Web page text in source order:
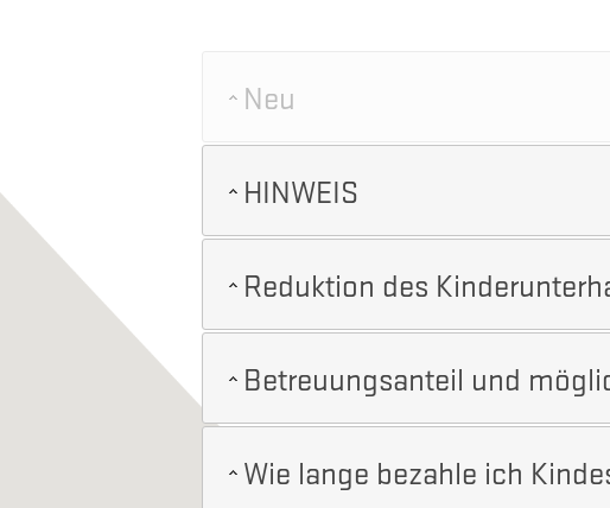
Neu
HINWEIS
Reduktion des
Betreuungsanteil und
Wie lange bezahle ich